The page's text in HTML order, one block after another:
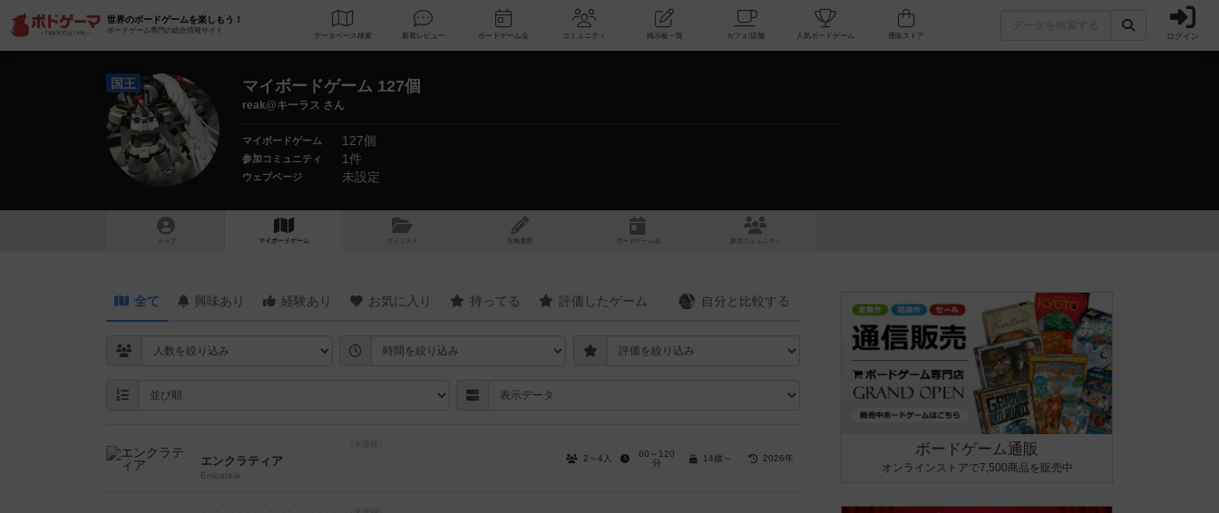
世界のボードゲームを楽しもう！
ボードゲーム専門の総合情報サイト
データベース 検索 新着レビュー ボードゲーム会 コミュニティ 掲示板一覧 カフェ/店舗 人気ボードゲーム ログイン
国王 マイボードゲーム 127個
reak@キーラス さん
マイボードゲーム 127個
参加コミュニティ 1件
ウェブページ 未設定
トップ マイボードゲーム マイリスト 投稿履歴 ボ ドゲ ーム コミュニティ
全て 興味あり 経験あり お気に入り 持ってる 評価したゲーム 自分と 比較する
エンクラティア
Enkrateia
2～4人
60～120
分
14歳～ 2026年
ボードゲーム通販
オンラインストアで7,500商品を販売中